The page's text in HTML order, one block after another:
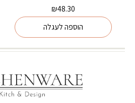
₪48.30
הוספה לעגלה